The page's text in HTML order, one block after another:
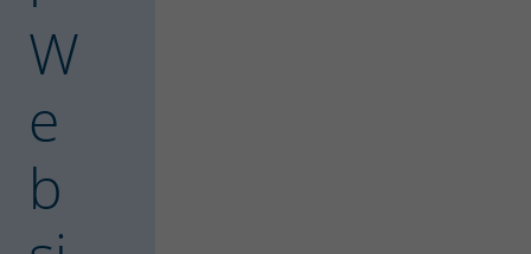
W
e
b